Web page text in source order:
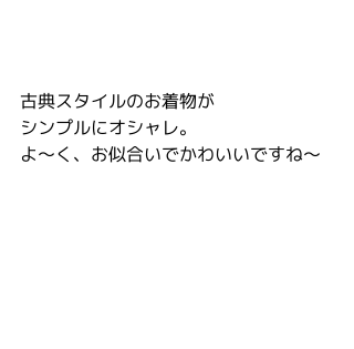
古典スタイルのお着物が
シンプルにオシャレ。
よ〜く、お似合いでかわいいですね〜